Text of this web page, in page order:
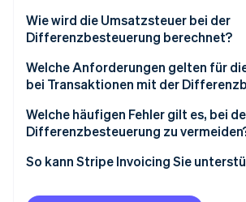
Wie wird die Umsatzsteuer bei der
Differenzbesteuerung berechnet?
Standardmäßige
Abrechnungsregelung)
Welche Anforderungen gelten für
bei Transaktionen mit der
Welche häufigen Fehler gilt es, bei
Differenzbesteuerung zu
Ausstellung von normalen
Differenzbesteuerung gilt
So kann Stripe Invoicing Sie